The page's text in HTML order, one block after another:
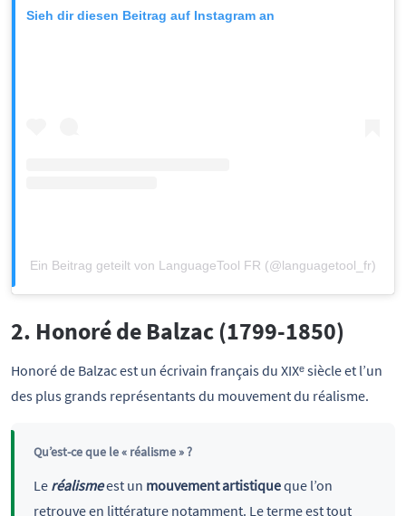
Sieh dir diesen Beitrag auf Instagram an
Ein Beitrag geteilt von LanguageTool FR (@languagetool_fr)
2. Honoré de Balzac (1799-1850)
Honoré de Balzac est un écrivain français du XIXᵉ siècle et l’un
des plus grands représentants du mouvement du réalisme.
Qu’est-ce que le « réalisme » ?
Le réalismeest un mouvement artistiqueque l’on
retrouve en littérature notamment. Le terme est tout